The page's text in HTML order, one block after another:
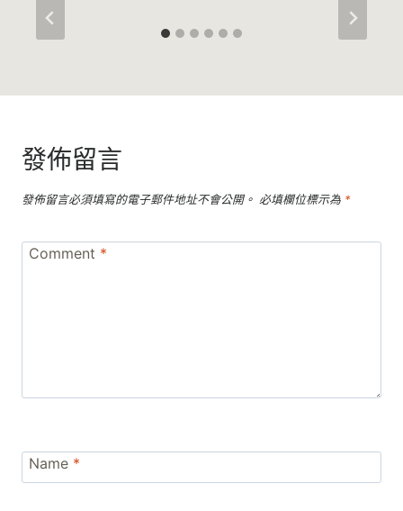
發佈留言
發佈留言必須填寫的電子郵件地址不會公開。 必填欄位標示為 *
Comment *
Name *